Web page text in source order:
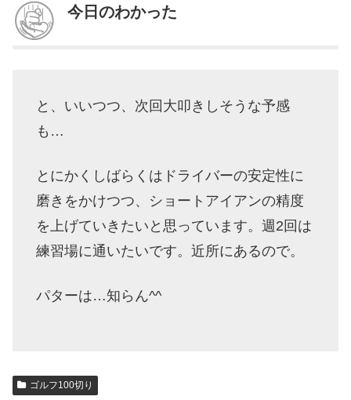
今日のわかった
と、いいつつ、次回大叩きしそうな予感
も…
とにかくしばらくはドライバーの安定性に
磨きをかけつつ、ショートアイアンの精度
を上げていきたいと思っています。週2回は
練習場に通いたいです。近所にあるので。
パターは…知らん^^
ゴルフ100切り